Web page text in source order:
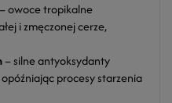
– owoce tropikalne
i zmęczonej cerze,
– silne antyoksydanty
procesy starzenia